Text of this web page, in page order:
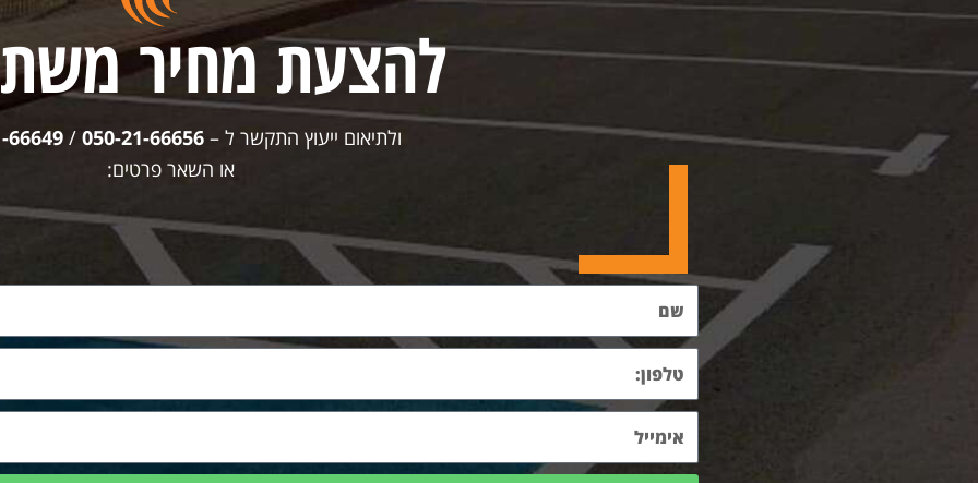
להצעת מחיר
ולתיאום ייעוץ התקשר ל –050-21-66656
/
66649
או השאר פרטים: